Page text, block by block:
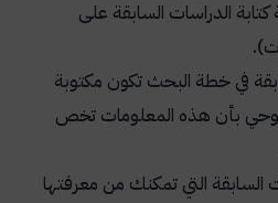
الدراسات السابقة على
في خطة البحث تكون مكتوبة
يوحي بأن هذه المعلومات تخص
السابقة التي تمكنك من معرفتها